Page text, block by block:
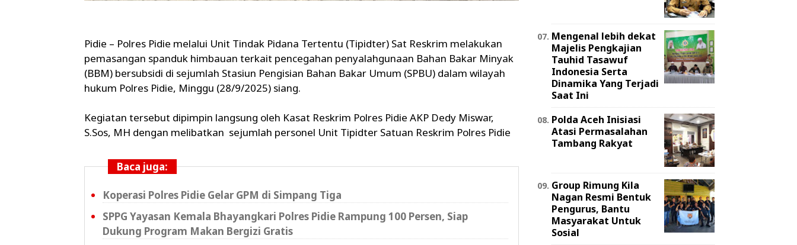
Pidie – Polres Pidie melalui Unit Tindak Pidana Tertentu (Tipidter) Sat Reskrim melakukan
pemasangan spanduk himbauan terkait pencegahan penyalahgunaan Bahan Bakar Minyak
(BBM) bersubsidi di sejumlah Stasiun Pengisian Bahan Bakar Umum (SPBU) dalam wilayah
hukum Polres Pidie, Minggu (28/9/2025) siang.
Kegiatan tersebut dipimpin langsung oleh Kasat Reskrim Polres Pidie AKP Dedy Miswar,
S.Sos, MH dengan melibatkan sejumlah personel Unit Tipidter Satuan Reskrim Polres Pidie
Baca juga:
Koperasi Polres Pidie Gelar GPM di Simpang Tiga
SPPG Yayasan Kemala Bhayangkari Polres Pidie Rampung 100 Persen, Siap
Dukung Program Makan Bergizi Gratis
Mengenal lebih dekat
Majelis Pengkajian
Tauhid Tasawuf
Indonesia Serta
Dinamika Yang Terjadi
Saat Ini
Polda Aceh Inisiasi
Atasi Permasalahan
Tambang Rakyat
Group Rimung Kila
Nagan Resmi Bentuk
Pengurus, Bantu
Masyarakat Untuk
Sosial